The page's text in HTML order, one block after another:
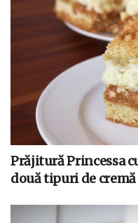
Prăjitură Princessa
două tipuri de cremă